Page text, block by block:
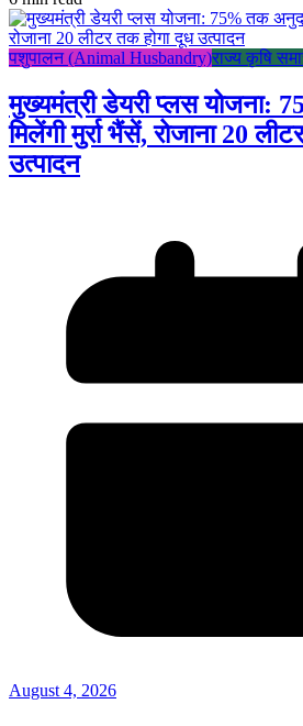
पशुपालन (Animal Husbandry)राज्य कृषि
मुख्यमंत्री डेयरी प्लस योजना:
मिलेंगी मुर्रा भैंसें, रोजाना 20
उत्पादन
August 4, 2026